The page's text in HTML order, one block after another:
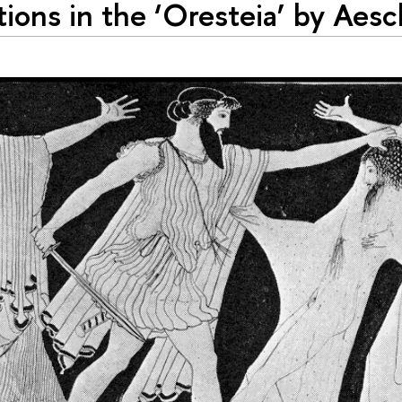
in the ‘Oresteia’ by